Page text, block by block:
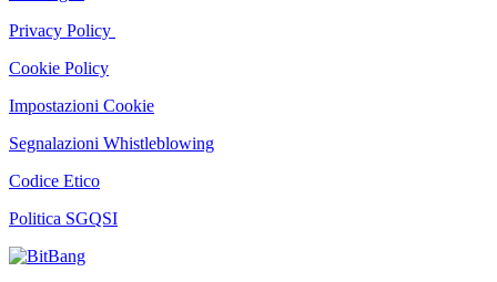
Privacy Policy
Cookie Policy
Impostazioni Cookie
Segnalazioni Whistleblowing
Codice Etico
Politica SGQSI